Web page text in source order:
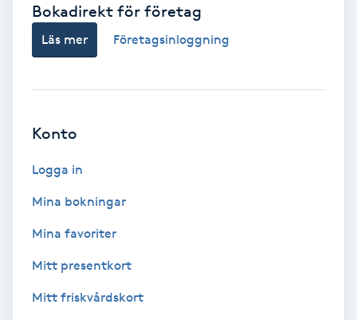
Föning
Gel naglar
Gelenaglar
Gellack
Gellack med förstärkning
Gravidmassage
Bokadirekt för företag
Läs mer Företagsinloggning
Konto
Logga in
Mina bokningar
Mina favoriter
Mitt presentkort
Mitt friskvårdskort